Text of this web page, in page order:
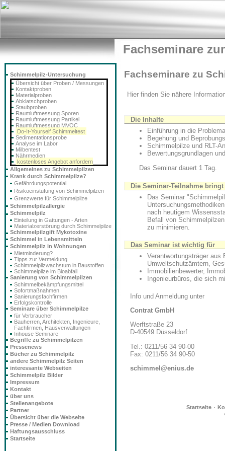
Fachseminare
Fachseminare zu
Hier finden Sie nähere
Die Inhalte
Einführung in die
Begehung und
Schimmelpilze und RLT-
Bewertungsgrundlagen
Das Seminar dauert 1 Tag.
Die Seminar-Teilnahme bringt
Das Seminar
nach heutigem
Befall von
zu minimieren.
Das Seminar ist wichtig für
Verantwortungsträger aus
Umweltschutzämtern,
Immobilienbewerter,
Ingenieurbüros, die sich
Info und Anmeldung unter
Contrat GmbH
Werftstraße 23
D-40549 Düsseldorf
Tel.: 0211/56 34 90-00
Fax: 0211/56 34 90-50
schimmel@enius.de
Startseite·
Schimmelpilz-Untersuchung
Übersicht über Proben / Messungen
Kontaktproben
Materialproben
Abklatschproben
Staubproben
Raumluftmessung Sporen
Raumluftmessung Partikel
Raumluftmessung MVOC
Do-It-Yourself Schimmeltest
Sedimentationsprobe
Analyse im Labor
Milbentest
Nährmedien
kostenloses Angebot anfordern
Allgemeines zu Schimmelpilzen
Krank durch Schimmelpilze?
Gefährdungspotential
Risikoeinstufung von Schimmelpilzen
Grenzwerte für Schimmelpilze
Schimmelpilzallergie
Schimmelpilz
Einteilung in Gattungen - Arten
Materialzerstörung durch Schimmelpilze
Schimmelpilzgift Mykotoxine
Schimmel in Lebensmitteln
Schimmelpilz in Wohnungen
Mietminderung?
Tipps zur Vermeidung
Schimmelpilzwachstum in Baustoffen
Schimmelpilze im Bioabfall
Sanierung von Schimmelpilzen
Schimmelbekämpfungsmittel
Sofortmaßnahmen
Sanierungsfachfirmen
Erfolgskontrolle
Seminare über Schimmelpilze
für Verbraucher
Bauherren, Architekten, Ingenieure,
Fachfirmen, Hausverwaltungen
Inhouse Seminare
Begriffe zu Schimmelpilzen
Pressenews
Bücher zu Schimmelpilz
andere Schimmelpilz Seiten
interessante Webseiten
Schimmelpilz Bilder
Impressum
Kontakt
über uns
Stellenangebote
Partner
Übersicht über die Webseite
Presse / Medien Download
Haftungsausschluss
Startseite